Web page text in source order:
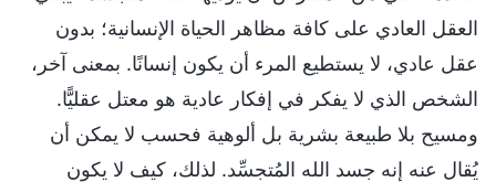
العقل العادي على كافة مظاهر الحياة الإنسانية؛ بدون
عقل عادي، لا يستطيع المرء أن يكون إنسانًا. بمعنى آخر،
الشخص الذي لا يفكر في إفكار عادية هو معتل عقليًّا.
ومسيح بلا طبيعة بشرية بل ألوهية فحسب لا يمكن أن
يُقال عنه إنه جسد الله المُتجسِّد. لذلك، كيف لا يكون